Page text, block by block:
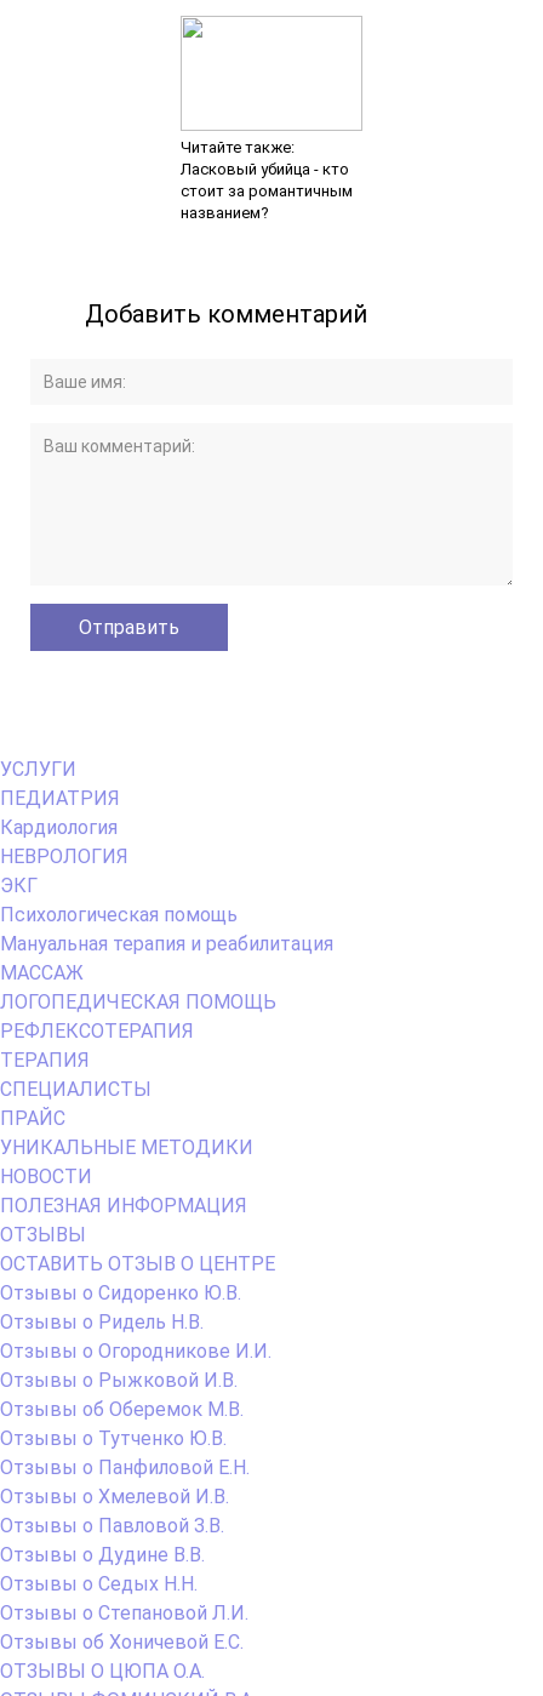
Читайте также:
Ласковый убийца - кто
стоит за романтичным
названием?
Добавить комментарий
Primary
Menu
УСЛУГИ
ПЕДИАТРИЯ
Кардиология
НЕВРОЛОГИЯ
ЭКГ
Психологическая помощь
Мануальная терапия и реабилитация
МАССАЖ
ЛОГОПЕДИЧЕСКАЯ ПОМОЩЬ
РЕФЛЕКСОТЕРАПИЯ
ТЕРАПИЯ
СПЕЦИАЛИСТЫ
ПРАЙС
УНИКАЛЬНЫЕ МЕТОДИКИ
НОВОСТИ
ПОЛЕЗНАЯ ИНФОРМАЦИЯ
ОТЗЫВЫ
ОСТАВИТЬ ОТЗЫВ О ЦЕНТРЕ
Отзывы о Сидоренко Ю.В.
Отзывы о Ридель Н.В.
Отзывы о Огородникове И.И.
Отзывы о Рыжковой И.В.
Отзывы об Оберемок М.В.
Отзывы о Тутченко Ю.В.
Отзывы о Панфиловой Е.Н.
Отзывы о Хмелевой И.В.
Отзывы о Павловой З.В.
Отзывы о Дудине В.В.
Отзывы о Седых Н.Н.
Отзывы о Степановой Л.И.
Отзывы об Хоничевой Е.С.
ОТЗЫВЫ О ЦЮПА О.А.